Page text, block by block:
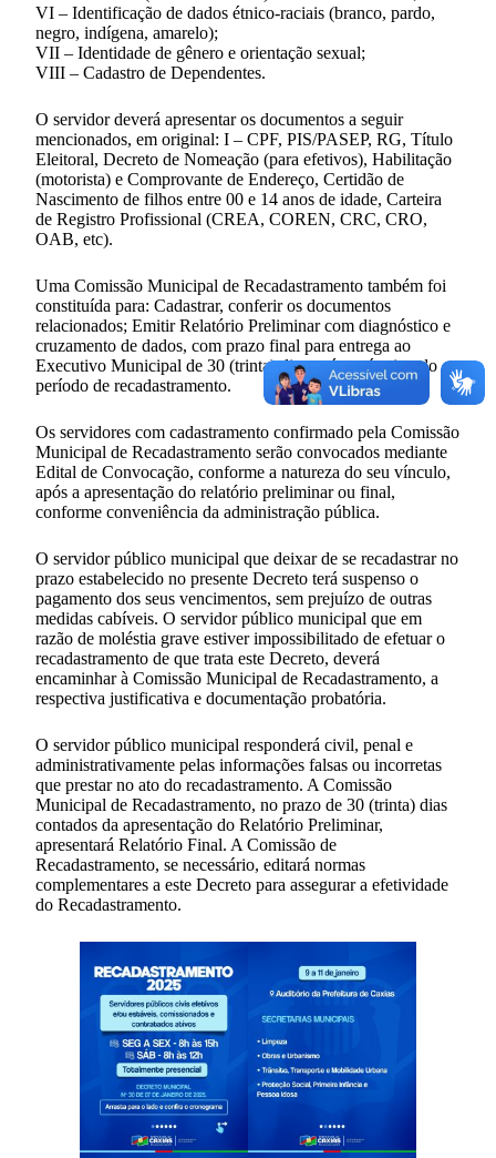
VI – Identificação de dados étnico-raciais (branco, pardo,
negro, indígena, amarelo);
VII – Identidade de gênero e orientação sexual;
VIII – Cadastro de Dependentes.
O servidor deverá apresentar os documentos a seguir
mencionados, em original: I – CPF, PIS/PASEP, RG, Título
Eleitoral, Decreto de Nomeação (para efetivos), Habilitação
(motorista) e Comprovante de Endereço, Certidão de
Nascimento de filhos entre 00 e 14 anos de idade, Carteira
de Registro Profissional (CREA, COREN, CRC, CRO,
OAB, etc).
Uma Comissão Municipal de Recadastramento também foi
constituída para: Cadastrar, conferir os documentos
relacionados; Emitir Relatório Preliminar com diagnóstico e
cruzamento de dados, com prazo final para entrega ao
Executivo Municipal de 30 (trinta) dias após o término do
período de recadastramento.
Os servidores com cadastramento confirmado pela Comissão
Municipal de Recadastramento serão convocados mediante
Edital de Convocação, conforme a natureza do seu vínculo,
após a apresentação do relatório preliminar ou final,
conforme conveniência da administração pública.
O servidor público municipal que deixar de se recadastrar no
prazo estabelecido no presente Decreto terá suspenso o
pagamento dos seus vencimentos, sem prejuízo de outras
medidas cabíveis. O servidor público municipal que em
razão de moléstia grave estiver impossibilitado de efetuar o
recadastramento de que trata este Decreto, deverá
encaminhar à Comissão Municipal de Recadastramento, a
respectiva justificativa e documentação probatória.
O servidor público municipal responderá civil, penal e
administrativamente pelas informações falsas ou incorretas
que prestar no ato do recadastramento. A Comissão
Municipal de Recadastramento, no prazo de 30 (trinta) dias
contados da apresentação do Relatório Preliminar,
apresentará Relatório Final. A Comissão de
Recadastramento, se necessário, editará normas
complementares a este Decreto para assegurar a efetividade
do Recadastramento.